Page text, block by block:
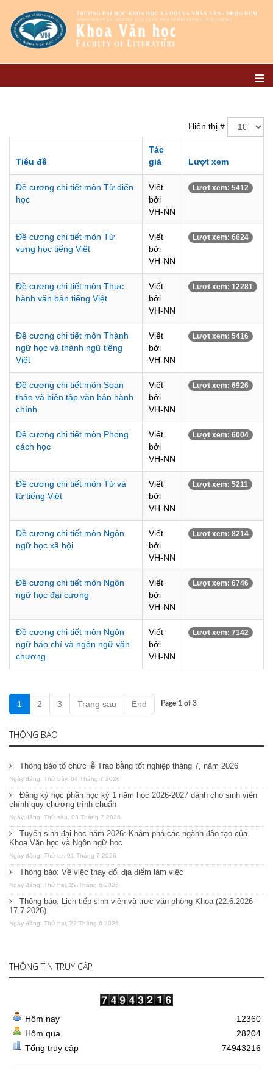
Hiển thị #
Tiêu đề
Tác
giả
Lượt xem
Đề cương chi tiết môn Từ điển
học
Viết
bởi
VH-NN
Lượt xem: 5412
Đề cương chi tiết môn Từ
vựng học tiếng Việt
Viết
bởi
VH-NN
Lượt xem: 6624
Đề cương chi tiết môn Thực
hành văn bản tiếng Việt
Viết
bởi
VH-NN
Lượt xem: 12281
Đề cương chi tiết môn Thành
ngữ học và thành ngữ tiếng
Việt
Viết
bởi
VH-NN
Lượt xem: 5416
Đề cương chi tiết môn Soạn
thảo và biên tập văn bản hành
chính
Viết
bởi
VH-NN
Lượt xem: 6926
Đề cương chi tiết môn Phong
cách học
Viết
bởi
VH-NN
Lượt xem: 6004
Đề cương chi tiết môn Từ và
từ tiếng Việt
Viết
bởi
VH-NN
Lượt xem: 5211
Đề cương chi tiết môn Ngôn
ngữ học xã hội
Viết
bởi
VH-NN
Lượt xem: 8214
Đề cương chi tiết môn Ngôn
ngữ học đại cương
Viết
bởi
VH-NN
Lượt xem: 6746
Đề cương chi tiết môn Ngôn
ngữ báo chí và ngôn ngữ văn
chương
Viết
bởi
VH-NN
Lượt xem: 7142
Page 1 of 3
1 2 3 Trang sau End
THÔNG BÁO
Thông báo tổ chức lễ Trao bằng tốt nghiệp tháng 7, năm 2026
Ngày đăng: Thứ bảy, 04 Tháng 7 2026
Đăng ký học phần học kỳ 1 năm học 2026-2027 dành cho sinh viên
chính quy chương trình chuẩn
Ngày đăng: Thứ sáu, 03 Tháng 7 2026
Tuyển sinh đại học năm 2026: Khám phá các ngành đào tạo của
Khoa Văn học và Ngôn ngữ học
Ngày đăng: Thứ tư, 01 Tháng 7 2026
Thông báo: Về việc thay đổi địa điểm làm việc
Ngày đăng: Thứ hai, 29 Tháng 6 2026
Thông báo: Lịch tiếp sinh viên và trực văn phòng Khoa (22.6.2026-
17.7.2026)
Ngày đăng: Thứ hai, 22 Tháng 6 2026
THÔNG TIN TRUY CẬP
Hôm nay
Hôm qua
Tổng truy cập
12360
28204
74943216